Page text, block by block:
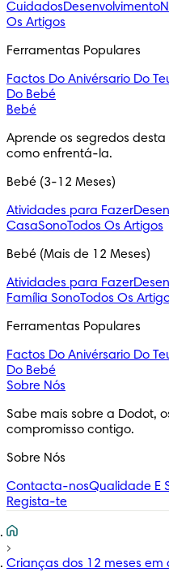
CuidadosDesenvolvimento
Os Artigos
Ferramentas Populares
Factos Do Anivérsario Do
Do Bebé
Bebé
Aprende os segredos
como enfrentá-la.
Bebé (3-12 Meses)
Atividades para Fazer
CasaSonoTodos Os Artigos
Bebé (Mais de 12 Meses)
Atividades para Fazer
Família SonoTodos Os
Ferramentas Populares
Factos Do Anivérsario Do
Do Bebé
Sobre Nós
Sabe mais sobre a Dodot,
compromisso contigo.
Sobre Nós
Contacta-nosQualidade E
Regista-te
Crianças dos 12 meses em